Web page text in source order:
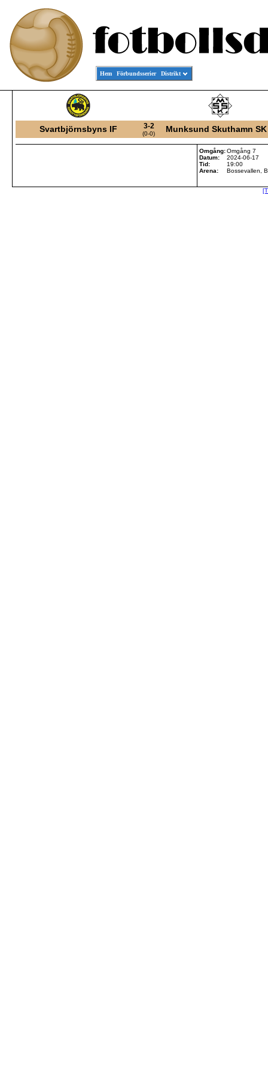
Hem Förbundsserier Distrikt
Svartbjörnsbyns IF 3-2
(0-0) Munksund Skuthamn SK
Omgång:Omgång 7
Datum:
2024-06-17
Tid:
19:00
Arena:
Bossevallen,